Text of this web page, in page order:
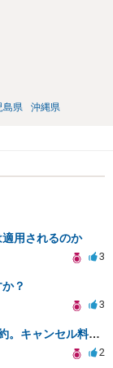
島県 沖縄県
用されるのか
3
？
3
結婚式場の金額ミスによる2週間での解約。キャンセル料10万円の免除は可能か。
2